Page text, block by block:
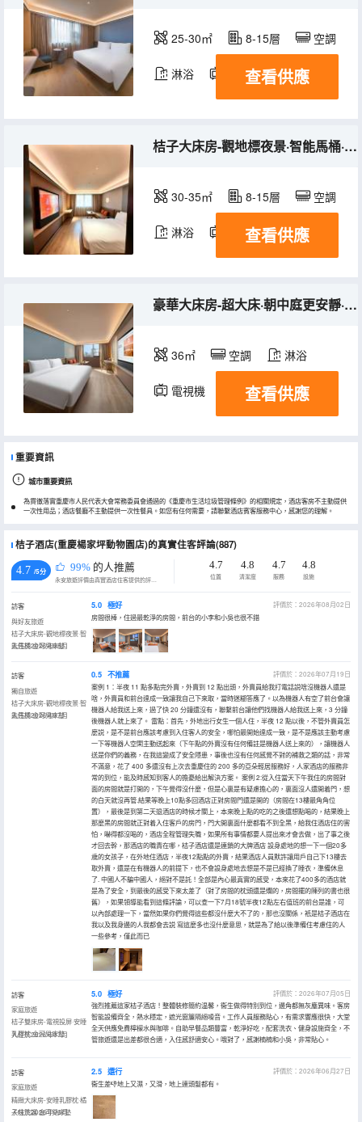
25-30㎡ 8-15層 空調
淋浴 電視機 冰箱
查看供應
桔子大床房-觀地標夜景·智能馬桶·金可兒床墊
30-35㎡ 8-15層 空調
淋浴 電視機 冰箱
查看供應
豪華大床房-超大床·朝中庭更安靜·電視投屏
36㎡ 空調 淋浴
電視機 冰箱
查看供應
重要資訊
城市重要資訊
為貫徹落實重慶市人民代表大會常務委員會通過的《重慶市生活垃圾管理條例》的相關規定，酒店客房不主動提供
一次性用品；酒店餐廳不主動提供一次性餐具。如您有任何需要，請聯繫酒店賓客服務中心，感謝您的理解。
桔子酒店(重慶楊家坪動物園店)的真實住客評論(887)
4.7 /5分 99% 的人推薦
永安旅遊評價由真實酒店住客提供的評價。
4.7
位置
4.8
清潔度
4.7
服務
4.8
設施
訪客
與好友旅遊
桔子大床房-觀地標夜景·智
能馬桶·金可兒床墊
入住於2026年08月
5.0 極好
評價於：2026年08月02日
房間很棒，住過最乾淨的房間，前台的小李和小吳也很不錯
訪客
獨自旅遊
桔子大床房-觀地標夜景·智
能馬桶·金可兒床墊
入住於2026年07月
0.5 不推薦
評價於：2026年07月19日
案例 1：半夜 11 點多點完外賣，外賣到 12 點出頭，外賣員給我打電話説啥沒機器人還是
啥，外賣員和前台達成一致讓我自己下來取，當時迷糊答應了。以為機器人有空了前台會讓
機器人給我送上來，過了快 20 分鐘還沒有，聯繫前台讓他們找機器人給我送上來，3 分鐘
後機器人就上來了。 雷點：首先，外地出行女生一個人住，半夜 12 點以後，不管外賣員怎
麼説，是不是前台應該考慮到入住客人的安全，哪怕最開始達成一致，是不是應該主動考慮
一下等機器人空閑主動送起來（下午點的外賣沒有任何備註是機器人送上來的），讓機器人
送是你們的義務，在我這變成了安全隱患，事後也沒有任何感覺不對的補救之類的話，非常
不滿意，花了 400 多還沒有上次去重慶住的 200 多的亞朵輕居服務好，人家酒店的服務非
常的到位，能及時感知到客人的擔憂給出解決方案。 案例 2:從入住當天下午我住的房間對
面的房間就是打開的，下午覺得沒什麼，但是心裏是有疑慮擔心的，裏面沒人還開着門，想
的白天就沒再管.結果等晚上10點多回酒店正對房間門還是開的（房間在13樓最角角位
置），最後是到第二天退酒店的時候才關上，本來晚上點的吃的之後還想點喝的，結果晚上
那麼黑的房間就正對着入住客戶的房門，門大開裏面什麼都看不到全黑，給我住酒店住的害
怕，嚇得都沒喝的，酒店全程管理失職，如果所有事情都要人提出來才會去做，出了事之後
才回去幹，那酒店的職責在哪，桔子酒店還是連鎖的大牌酒店 設身處地的想一下一個20多
歲的女孩子，在外地住酒店，半夜12點點的外賣，結果酒店人員默許讓用戶自己下13樓去
取外賣，還是在有機器人的前提下，也不會設身處地去想是不是已經換了睡衣，準備休息
了. 中國人不騙中國人，絕對不是託！全部是內心最真實的感受，本來花了400多的酒店就
是為了安全，到最後的感受下來太差了（對了房間的枕頭還是爛的，房間擺的陳列的書也很
舊），如果領導能看到這條評論，可以查一下7月18號半夜12點左右值班的前台是誰，可
以內部處理一下，當然如果你們覺得這些都沒什麼大不了的，那也沒關係，衹是桔子酒店在
我以及我身邊的人我都會去説 寫這麼多也沒什麼意思，就是為了給以後準備住考慮住的人
一些參考，僅此而已
訪客
家庭旅遊
桔子雙床房-電視投屏·安睡
乳膠枕·金可兒床墊
入住於2026年07月
5.0 極好
評價於：2026年07月05日
強烈推薦這家桔子酒店！整體裝修簡約温馨，衞生做得特別到位，邊角都無灰塵異味。客房
智能設備齊全，熱水穩定，遮光窗簾隔絕噪音。工作人員服務貼心，有需求響應很快，大堂
全天供應免費檸檬水與咖啡。自助早餐品類豐富，乾淨好吃，配套洗衣、健身設施齊全，不
管旅遊還是出差都很合適，入住感舒適安心。哦對了，感謝楠楠和小吳，非常貼心。
訪客
家庭旅遊
精緻大床房-安睡乳膠枕·橘
子味洗護·金可兒床墊
入住於2026年06月
2.5 還行
評價於：2026年06月27日
衞生差👎地上又濕，又滑，地上連頭髮都有。